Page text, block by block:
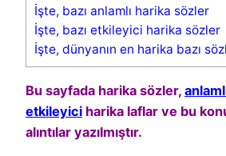
İşte, bazı anlamlı harika sözler
İşte, bazı etkileyici harika sözler
İşte, dünyanın en harika bazı
Bu sayfada harika sözler,
etkileyici harika laflar ve bu
alıntılar yazılmıştır.